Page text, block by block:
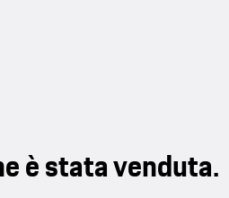
è stata venduta.